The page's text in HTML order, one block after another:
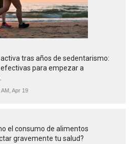
tras años de sedentarismo:
para empezar a
AM, Apr 19
el consumo de alimentos
gravemente tu salud?